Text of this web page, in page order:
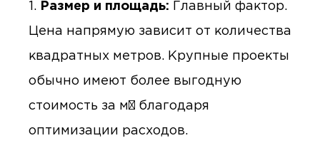
Размер и площадь: Главный фактор.
Цена напрямую зависит от количества
квадратных метров. Крупные проекты
обычно имеют более выгодную
стоимость за м² благодаря
оптимизации расходов.